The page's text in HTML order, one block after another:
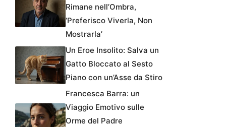
Rimane nell’Ombra,
‘Preferisco Viverla, Non
Mostrarla’
Un Eroe Insolito: Salva un
Gatto Bloccato al Sesto
Piano con un’Asse da Stiro
Francesca Barra: un
Viaggio Emotivo sulle
Orme del Padre